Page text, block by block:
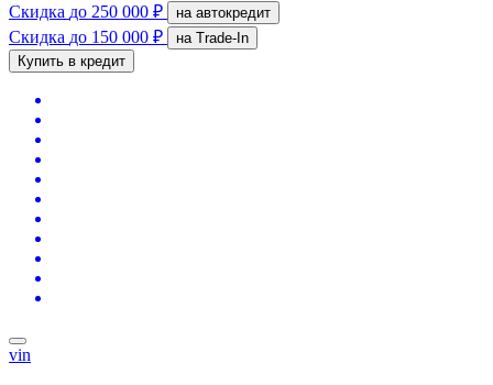
Скидка до 250 000 ₽ на автокредит
Скидка до 150 000 ₽
на Trade-In
Купить в кредит
vin